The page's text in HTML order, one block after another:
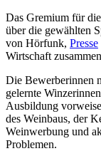
Das Gremium für
über die gewählten
von Hörfunk, Presse
Wirtschaft
Die Bewerberinnen
gelernte
Ausbildung
des Weinbaus, der
Weinwerbung und
Problemen.